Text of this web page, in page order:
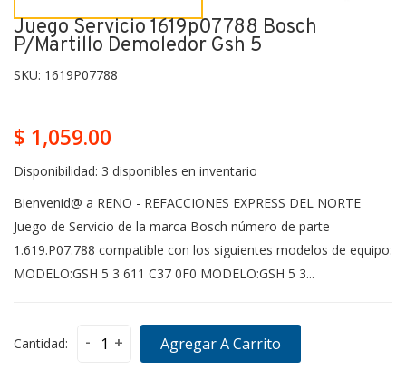
Juego Servicio 1619p07788 Bosch
P/martillo Demoledor Gsh 5
SKU: 1619P07788
$ 1,059.00
Disponibilidad: 3 disponibles en inventario
Bienvenid@ a RENO - REFACCIONES EXPRESS DEL NORTE
Juego de Servicio de la marca Bosch número de parte
1.619.P07.788 compatible con los siguientes modelos de equipo:
MODELO:GSH 5 3 611 C37 0F0 MODELO:GSH 5 3...
Cantidad: - + Agregar A Carrito